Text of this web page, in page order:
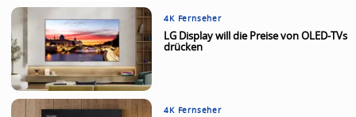
4K Fernseher
LG Display will die Preise von OLED-TVs
drücken
4K Fernseher